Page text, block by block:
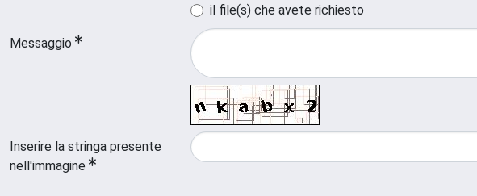
il file(s) che avete richiesto
Messaggio
Inserire la stringa presente
nell'immagine